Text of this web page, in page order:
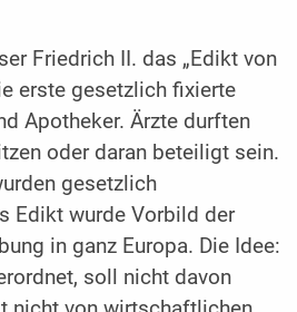
Friedrich II. das „Edikt von
erste gesetzlich fixierte
Apotheker. Ärzte durften
oder daran beteiligt sein.
gesetzlich
Edikt wurde Vorbild der
in ganz Europa. Die Idee:
soll nicht davon